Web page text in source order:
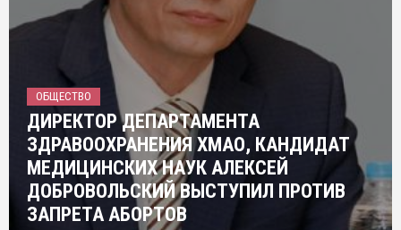
ОБЩЕСТВО
ДИРЕКТОР ДЕПАРТАМЕНТА
ЗДРАВООХРАНЕНИЯ ХМАО, КАНДИДАТ
МЕДИЦИНСКИХ НАУК АЛЕКСЕЙ
ДОБРОВОЛЬСКИЙ ВЫСТУПИЛ ПРОТИВ
ЗАПРЕТА АБОРТОВ